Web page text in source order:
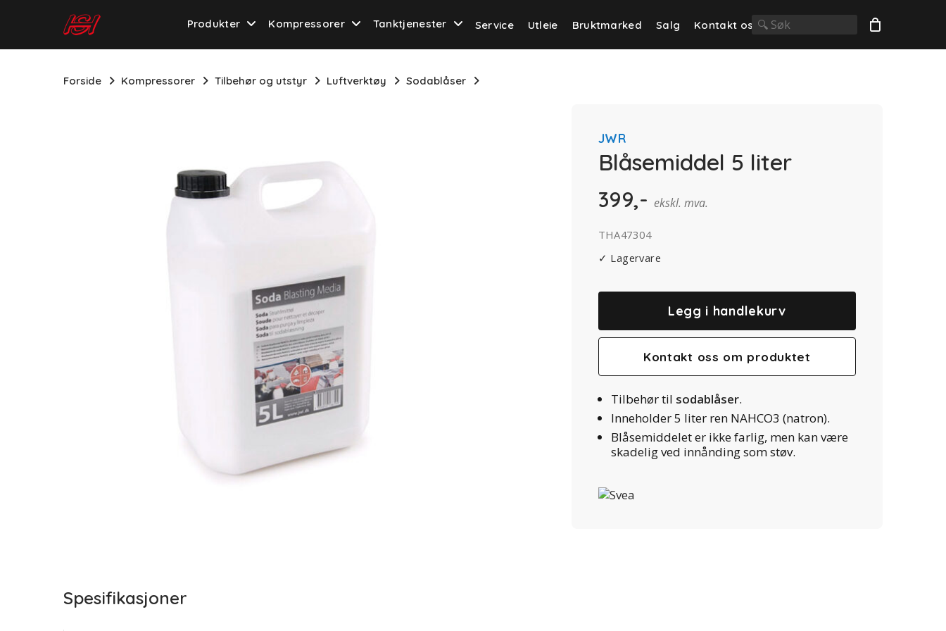
content
Produkter Kompressorer Tanktjenester Service Utleie Bruktmarked Salg Kontakt oss
Forside Kompressorer Tilbehør og utstyr Luftverktøy Sodablåser
JWR
Blåsemiddel 5 liter
399,- ekskl. mva.
THA47304
✓ Lagervare
Legg i handlekurv
Kontakt oss om produktet
Tilbehør til sodablåser.
Inneholder 5 liter ren NAHCO3 (natron).
Blåsemiddelet er ikke farlig, men kan være
skadelig ved innånding som støv.
Spesifikasjoner